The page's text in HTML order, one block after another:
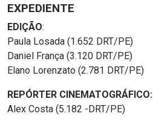
EXPEDIENTE
EDIÇÃO:
Paula Losada (1.652 DRT/PE)
Daniel França (3.120 DRT/PE)
Elano Lorenzato (2.781 DRT/PE)
REPÓRTER CINEMATOGRÁFICO:
Alex Costa (5.182 -DRT/PE)